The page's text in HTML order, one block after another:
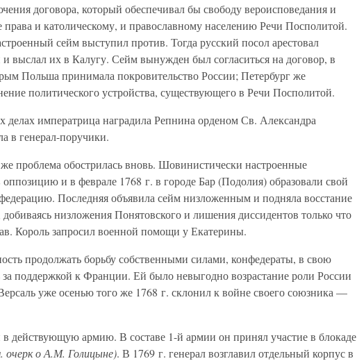
договора, который обеспечивал бы свободу вероисповедания и
права и католическому, и православному населению Речи Посполитой.
сейм выступил против. Тогда русский посол арестовал
и выслал их в Калугу. Сейм вынужден был согласиться на договор, в
Польша принимала покровительство России; Петербург же
политического устройства, существующего в Речи Посполитой.
делах императрица наградила Репнина орденом Св. Александра
в генерал-поручики.
проблема обострилась вновь. Шовинистически настроенные
и в феврале 1768 г. в городе Бар (Подолия) образовали свой
Последняя объявила сейм низложенным и подняла восстание
добиваясь низложения Понятовского и лишения диссидентов только что
Король запросил военной помощи у Екатерины.
продолжать борьбу собственными силами, конфедераты, в свою
за поддержкой к Франции. Ей было невыгодно возрастание роли России
уже осенью того же 1768 г. склонил к войне своего союзника —
действующую армию. В составе 1-й армии он принял участие в блокаде
очерк о А.М. Голицыне). В 1769 г. генерал возглавил отдельный корпус в